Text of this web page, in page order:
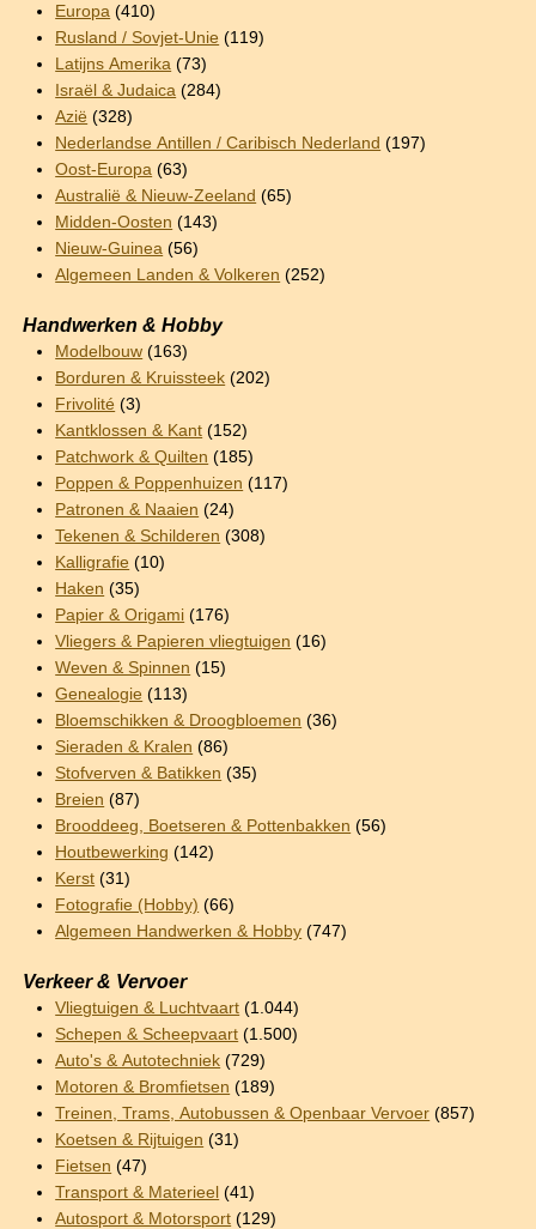
Europa (410)
Rusland / Sovjet-Unie (119)
Latijns Amerika (73)
Israël & Judaica (284)
Azië (328)
Nederlandse Antillen / Caribisch Nederland (197)
Oost-Europa (63)
Australië & Nieuw-Zeeland (65)
Midden-Oosten (143)
Nieuw-Guinea (56)
Algemeen Landen & Volkeren (252)
Handwerken & Hobby
Modelbouw (163)
Borduren & Kruissteek (202)
Frivolité (3)
Kantklossen & Kant (152)
Patchwork & Quilten (185)
Poppen & Poppenhuizen (117)
Patronen & Naaien (24)
Tekenen & Schilderen (308)
Kalligrafie (10)
Haken (35)
Papier & Origami (176)
Vliegers & Papieren vliegtuigen (16)
Weven & Spinnen (15)
Genealogie (113)
Bloemschikken & Droogbloemen (36)
Sieraden & Kralen (86)
Stofverven & Batikken (35)
Breien (87)
Brooddeeg, Boetseren & Pottenbakken (56)
Houtbewerking (142)
Kerst (31)
Fotografie (Hobby) (66)
Algemeen Handwerken & Hobby (747)
Verkeer & Vervoer
Vliegtuigen & Luchtvaart (1.044)
Schepen & Scheepvaart (1.500)
Auto's & Autotechniek (729)
Motoren & Bromfietsen (189)
Treinen, Trams, Autobussen & Openbaar Vervoer (857)
Koetsen & Rijtuigen (31)
Fietsen (47)
Transport & Materieel (41)
Autosport & Motorsport (129)